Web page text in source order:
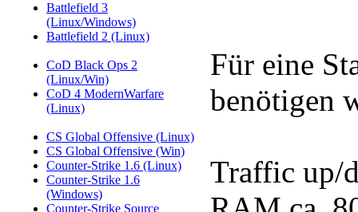
Battlefield 3
(Linux/Windows)
Battlefield 2 (Linux)
CoD Black Ops 2
(Linux/Win)
CoD 4 ModernWarfare
(Linux)
CS Global Offensive (Linux)
CS Global Offensive (Win)
Counter-Strike 1.6 (Linux)
Counter-Strike 1.6
(Windows)
Counter-Strike Source
Für eine
benötigen
Traffic up/